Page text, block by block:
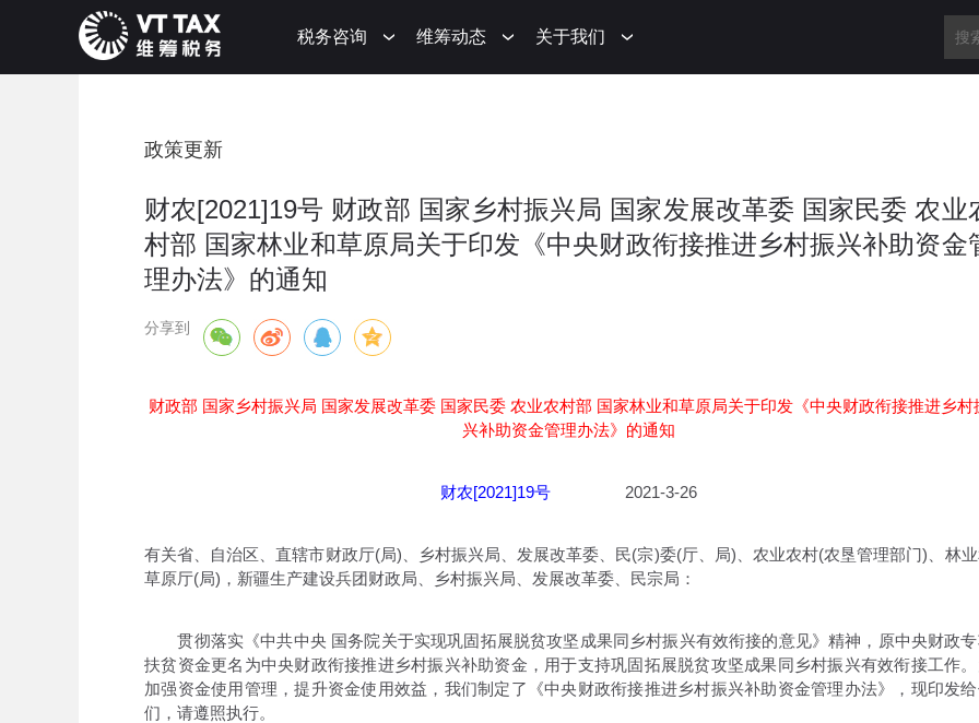
税务咨询 维筹动态 关于我们
政策更新
财农[2021]19号 财政部 国家乡村振兴局 国家发展改革委 国家民委 农业
村部 国家林业和草原局关于印发《中央财政衔接推进乡村振兴补助资金
理办法》的通知
分享到
财政部 国家乡村振兴局 国家发展改革委 国家民委 农业农村部 国家林业和草原局关于印发《中央财政衔接推进乡村
兴补助资金管理办法》的通知
财农[2021]19号 2021-3-26
有关省、自治区、直辖市财政厅(局)、乡村振兴局、发展改革委、民(宗)委(厅、局)、农业农村(农垦管理部门)、林
草原厅(局)，新疆生产建设兵团财政局、乡村振兴局、发展改革委、民宗局：
贯彻落实《中共中央 国务院关于实现巩固拓展脱贫攻坚成果同乡村振兴有效衔接的意见》精神，原中央财政
扶贫资金更名为中央财政衔接推进乡村振兴补助资金，用于支持巩固拓展脱贫攻坚成果同乡村振兴有效衔接工作
加强资金使用管理，提升资金使用效益，我们制定了《中央财政衔接推进乡村振兴补助资金管理办法》，现印发
们，请遵照执行。